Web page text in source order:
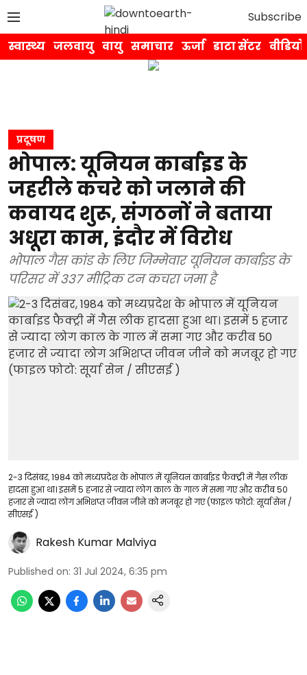
Subscribe
स्वास्थ्य जलवायु वायु समाचार ऊर्जा डाटा सेंटर वीडियो
प्रदूषण
भोपाल: यूनियन कार्बाइड के
जहरीले कचरे को जलाने की
कवायद शुरू, संगठनों ने बताया
अधूरा काम, इंदौर में विरोध
भोपाल गैस कांड के लिए जिम्मेवार यूनियन कार्बाइड के
परिसर में 337 मीट्रिक टन कचरा जमा है
2-3 दिसंबर, 1984 को मध्यप्रदेश के भोपाल में यूनियन कार्बाइड फैक्ट्री में गैस लीक
हादसा हुआ था। इसमें 5 हजार से ज्यादा लोग काल के गाल में समा गए और करीब 50
हजार से ज्यादा लोग अभिशप्त जीवन जीने को मजबूर हो गए (फाइल फोटो: सूर्या सेन /
सीएसई )
Rakesh Kumar Malviya
Published on: 31 Jul 2024, 6:35 pm